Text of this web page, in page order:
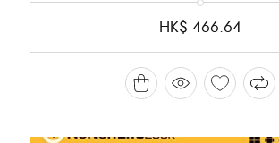
HK$ 466.64